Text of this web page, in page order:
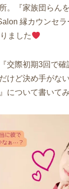
。『家族団らん
縁カウンセ
ました
交際初期3回で
けど決め手がな
について書いて